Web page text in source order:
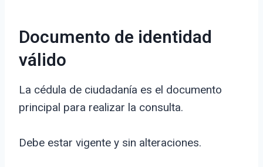
Documento de identidad
válido
La cédula de ciudadanía es el documento
principal para realizar la consulta.
Debe estar vigente y sin alteraciones.